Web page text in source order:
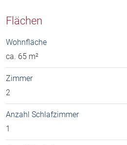
Flächen
Wohnfläche
ca. 65 m²
Zimmer
2
Anzahl Schlafzimmer
1